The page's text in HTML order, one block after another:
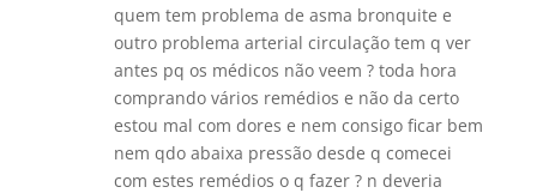
quem tem problema de asma bronquite e
outro problema arterial circulação tem q ver
antes pq os médicos não veem ? toda hora
comprando vários remédios e não da certo
estou mal com dores e nem consigo ficar bem
nem qdo abaixa pressão desde q comecei
com estes remédios o q fazer ? n deveria